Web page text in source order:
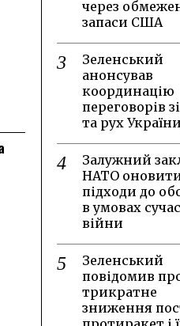
через
запаси США
Зеленський
анонсував
координацію
переговорів
та рух
Залужний
НАТО
підходи до
в умовах
війни
Зеленський
повідомив
трикратне
зниження